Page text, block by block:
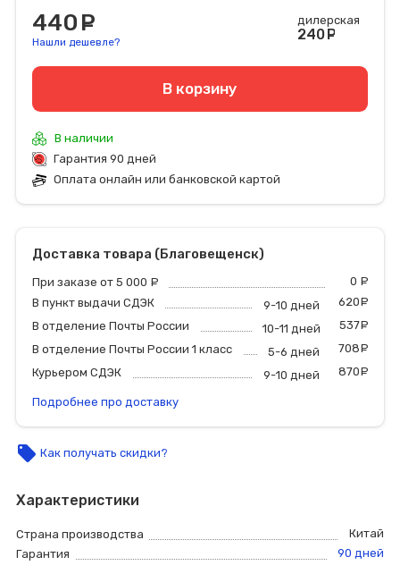
440
Нашли дешевле?
дилерская
240
В корзину
В наличии
Гарантия 90 дней
Оплата онлайн или банковской картой
Доставка товара (Благовещенск)
При заказе от 5 000 0
В пункт выдачи СДЭК
9-10 дней 620
В отделение Почты России
10-11 дней 537
В отделение Почты России 1 класс
5-6 дней 708
Курьером СДЭК
9-10 дней 870
Подробнее про доставку
local_offer Как получать скидки?
Характеристики
Страна производства
Китай
Гарантия
90 дней